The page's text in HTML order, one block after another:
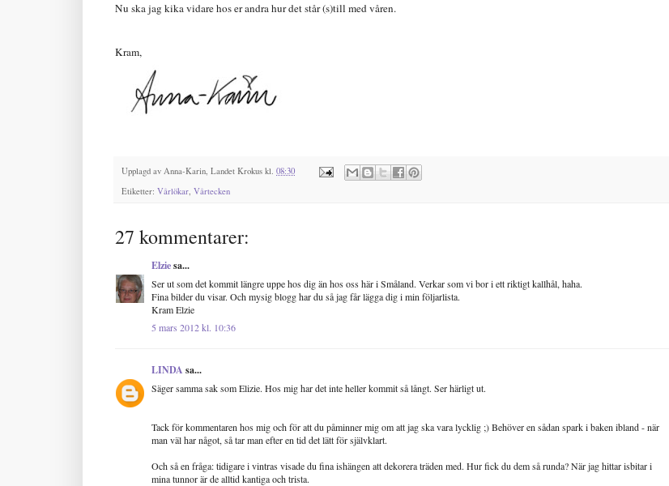
Nu ska jag kika vidare hos er andra hur det står (s)till med våren.
Kram,
Upplagd av Anna-Karin, Landet Krokus kl. 08:30
Etiketter: Vårlökar, Vårtecken
27 kommentarer:
Elziesa...
Ser ut som det kommit längre uppe hos dig än hos oss här i Småland. Verkar som vi bor i ett riktigt kallhål, haha.
Fina bilder du visar. Och mysig blogg har du så jag får lägga dig i min följarlista.
Kram Elzie
5 mars 2012 kl. 10:36
LINDA sa...
Säger samma sak som Elizie. Hos mig har det inte heller kommit så långt. Ser härligt ut.
Tack för kommentaren hos mig och för att du påminner mig om att jag ska vara lycklig ;) Behöver en sådan spark i baken ibland - när
man väl har något, så tar man efter en tid det lätt för självklart.
Och så en fråga: tidigare i vintras visade du fina ishängen att dekorera träden med. Hur fick du dem så runda? När jag hittar isbitar i
mina tunnor är de alltid kantiga och trista.